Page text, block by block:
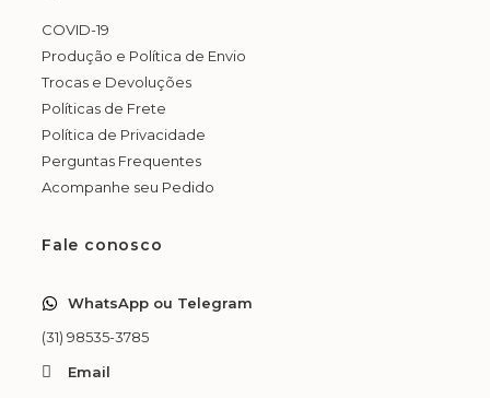
COVID-19
Produção e Política de Envio
Trocas e Devoluções
Políticas de Frete
Política de Privacidade
Perguntas Frequentes
Acompanhe seu Pedido
Fale conosco
WhatsApp ou Telegram
(31) 98535-3785
Email